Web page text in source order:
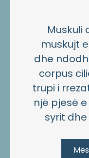
Muskuli
muskujt
dhe
corpus
trupi i
një pjesë
syrit